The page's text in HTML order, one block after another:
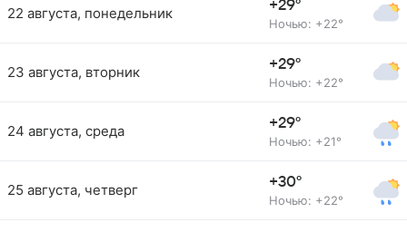
22 августа, понедельник +29°
Ночью: +22°
23 августа, вторник +29°
Ночью: +22°
24 августа, среда +29°
Ночью: +21°
25 августа, четверг +30°
Ночью: +22°